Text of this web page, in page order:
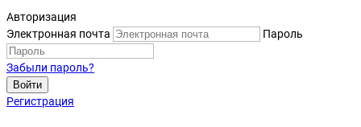
Авторизация
Электронная почта
Пароль
Забыли пароль?
Войти
Регистрация